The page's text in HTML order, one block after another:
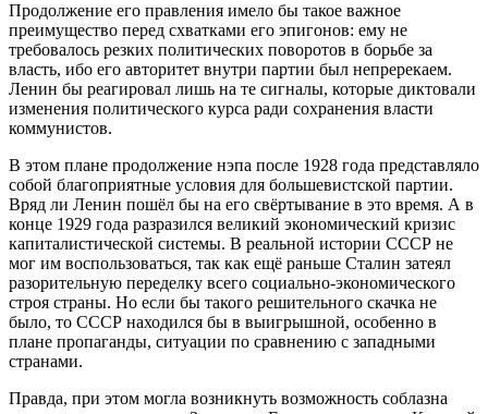
Продолжение его правления имело бы такое важное
преимущество перед схватками его эпигонов: ему не
требовалось резких политических поворотов в борьбе за
власть, ибо его авторитет внутри партии был непререкаем.
Ленин бы реагировал лишь на те сигналы, которые диктовали
изменения политического курса ради сохранения власти
коммунистов.
В этом плане продолжение нэпа после 1928 года представляло
собой благоприятные условия для большевистской партии.
Вряд ли Ленин пошёл бы на его свёртывание в это время. А в
конце 1929 года разразился великий экономический кризис
капиталистической системы. В реальной истории СССР не
мог им воспользоваться, так как ещё раньше Сталин затеял
разорительную переделку всего социально-экономического
строя страны. Но если бы такого решительного скачка не
было, то СССР находился бы в выигрышной, особенно в
плане пропаганды, ситуации по сравнению с западными
странами.
Правда, при этом могла возникнуть возможность соблазна